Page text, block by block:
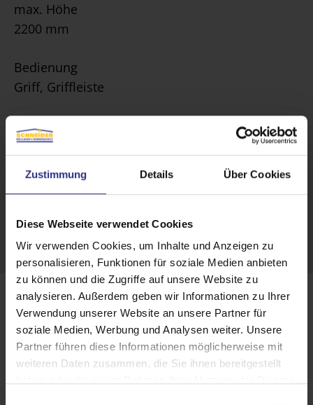
Zustimmung Details Über Cookies
Diese Webseite verwendet Cookies
Wir verwenden Cookies, um Inhalte und Anzeigen zu
personalisieren, Funktionen für soziale Medien anbieten
zu können und die Zugriffe auf unsere Website zu
analysieren. Außerdem geben wir Informationen zu Ihrer
Verwendung unserer Website an unsere Partner für
soziale Medien, Werbung und Analysen weiter. Unsere
Partner führen diese Informationen möglicherweise mit
weiteren Daten zusammen, die Sie ihnen bereitgestellt
max. Höhe
2200 mm
Bedienung
Griff, Griffleiste
Anwendungsbereich
Fenster, Türen
Montage
mit Klebeleiste direkt auf die Glasscheibe